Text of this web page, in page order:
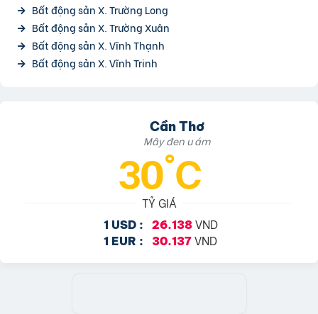
Bất động sản X. Trường Long
Bất động sản X. Trường Xuân
Bất động sản X. Vĩnh Thạnh
Bất động sản X. Vĩnh Trinh
Cần Thơ
Mây đen u ám
30°C
TỶ GIÁ
1 USD : 26.138VND
1 EUR : 30.137 VND